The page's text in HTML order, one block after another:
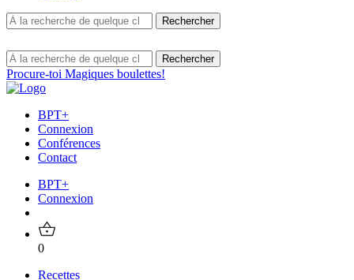
Procure-toi Magiques boulettes!
BPT+
Connexion
Conférences
Contact
BPT+
Connexion
0
Recettes